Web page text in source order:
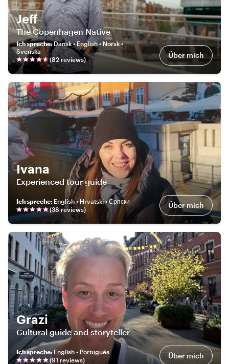
Jeff
The Copenhagen Native
Ich spreche:Dansk • English • Norsk •
Svenska
(82 reviews) Über mich
Ivana
Experienced tour guide
Ich spreche: English • Hrvatski • Српски
(38reviews) Über mich
Grazi
Cultural guide and storyteller
Ich spreche:English • Português
(91 reviews) Über mich